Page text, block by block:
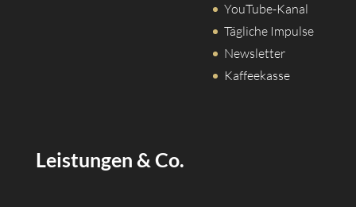
YouTube-Kanal
Tägliche Impulse
Newsletter
Kaffeekasse
Leistungen & Co.